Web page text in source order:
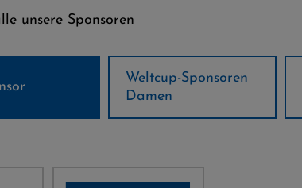
unsere Sponsoren
Weltcup-Sponsoren
Herren